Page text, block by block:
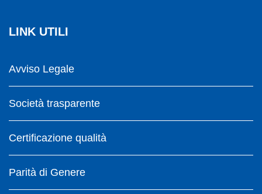
LINK UTILI
Avviso Legale
Società trasparente
Certificazione qualità
Parità di Genere